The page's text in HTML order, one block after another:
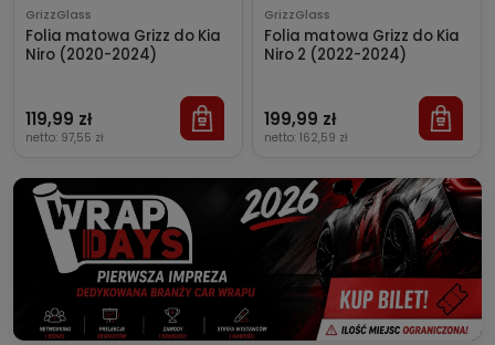
GrizzGlass
Folia matowa Grizz do Kia
Niro (2020-2024)
119,99 zł
netto: 97,55 zł
GrizzGlass
Folia matowa Grizz do Kia
Niro 2 (2022-2024)
199,99 zł
netto: 162,59 zł